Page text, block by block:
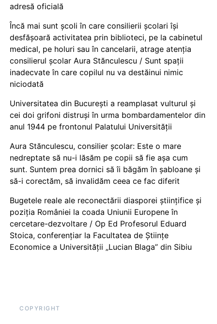
adresă oficială
Încă mai sunt școli în care consilierii școlari își
desfășoară activitatea prin biblioteci, pe la cabinetul
medical, pe holuri sau în cancelarii, atrage atenția
consilierul școlar Aura Stănculescu / Sunt spații
inadecvate în care copilul nu va destăinui nimic
niciodată
Universitatea din București a reamplasat vulturul și
cei doi grifoni distruși în urma bombardamentelor din
anul 1944 pe frontonul Palatului Universității
Aura Stănculescu, consilier școlar: Este o mare
nedreptate să nu-i lăsăm pe copii să fie așa cum
sunt. Suntem prea dornici să îi băgăm în șabloane și
să-i corectăm, să invalidăm ceea ce fac diferit
Bugetele reale ale reconectării diasporei științifice și
poziția României la coada Uniunii Europene în
cercetare-dezvoltare / Op Ed Profesorul Eduard
Stoica, conferențiar la Facultatea de Științe
Economice a Universității „Lucian Blaga” din Sibiu
COPYRIGHT